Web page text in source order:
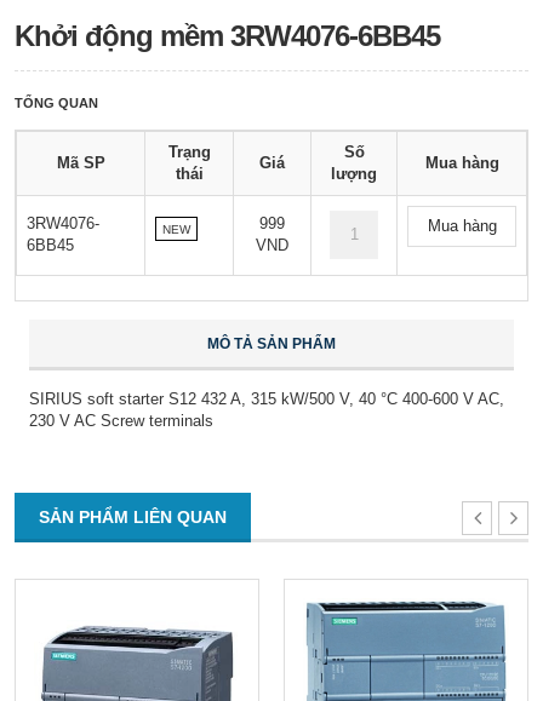
Khởi động mềm 3RW4076-6BB45
TỔNG QUAN
Mã SP
Trạng
thái
Giá
Số
lượng
Mua hàng
3RW4076-
6BB45
NEW
999
VND
Mua hàng
MÔ TẢ SẢN PHẨM
SIRIUS soft starter S12 432 A, 315 kW/500 V, 40 °C 400-600 V AC,
230 V AC Screw terminals
SẢN PHẨM LIÊN QUAN